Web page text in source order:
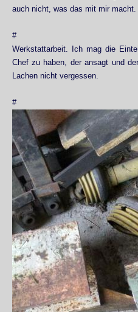
auch nicht, was das mit mir
#
Werkstattarbeit. Ich mag die
Chef zu haben, der ansagt und
Lachen nicht vergessen.
#